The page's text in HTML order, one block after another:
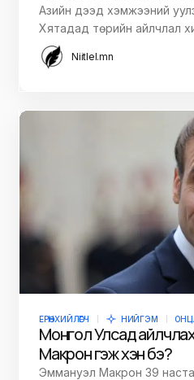
Азийн дээд хэмжээний
Хятадад төрийн айлчлал
Niitlel.mn
ЕРӨНХИЙЛӨГЧ НИЙГЭМ
Монгол Улсад
Макрон гэж хэн бэ?
Эммануэл Макрон 39